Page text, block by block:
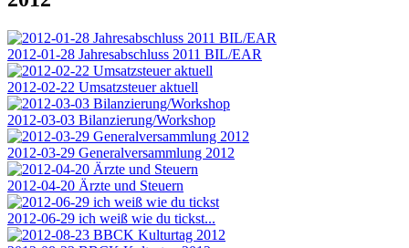
2012-01-28 Jahresabschluss 2011 BIL/EAR
2012-02-22 Umsatzsteuer aktuell
2012-03-03 Bilanzierung/Workshop
2012-03-29 Generalversammlung 2012
2012-04-20 Ärzte und Steuern
2012-06-29 ich weiß wie du tickst...